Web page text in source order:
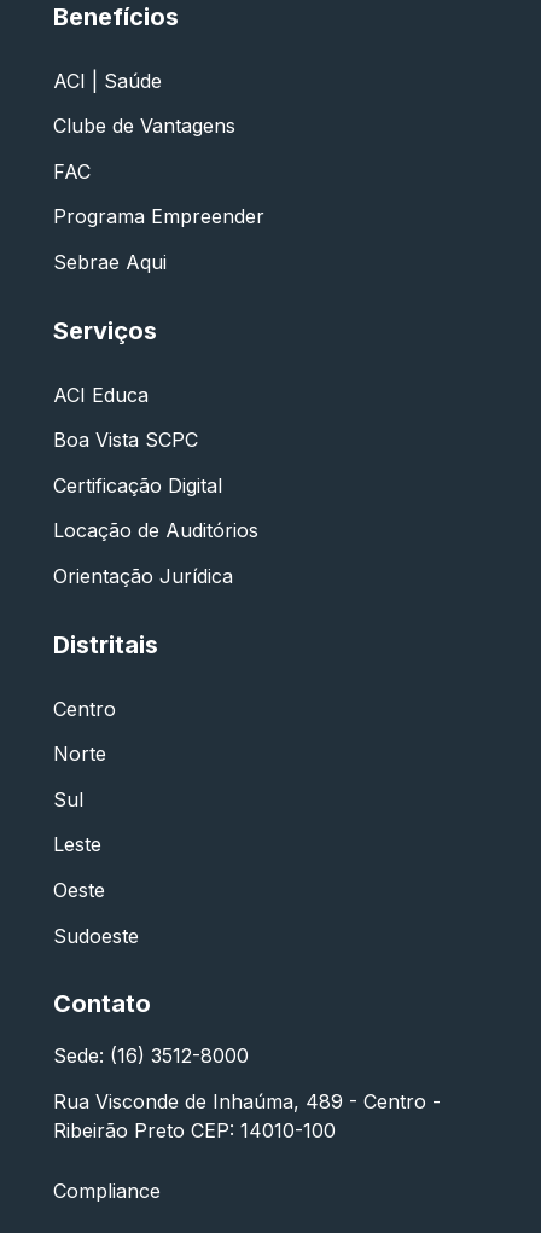
Benefícios
ACI | Saúde
Clube de Vantagens
FAC
Programa Empreender
Sebrae Aqui
Serviços
ACI Educa
Boa Vista SCPC
Certificação Digital
Locação de Auditórios
Orientação Jurídica
Distritais
Centro
Norte
Sul
Leste
Oeste
Sudoeste
Contato
Sede: (16) 3512-8000
Rua Visconde de Inhaúma, 489 - Centro -
Ribeirão Preto CEP: 14010-100
Compliance